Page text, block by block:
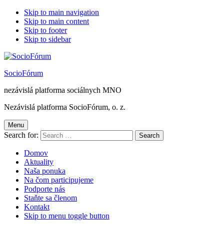
Skip to main navigation
Skip to main content
Skip to footer
Skip to sidebar
SocioFórum
nezávislá platforma sociálnych MNO
Nezávislá platforma SocioFórum, o. z.
Menu
Search for:
Domov
Aktuality
Naša ponuka
Na čom participujeme
Podporte nás
Staňte sa členom
Kontakt
Skip to menu toggle button